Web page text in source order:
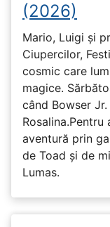
(2026)
Mario, Luigi și
Ciupercilor,
cosmic care
magice.
când Bowser
aventură prin
de Toad și de
Lumas.